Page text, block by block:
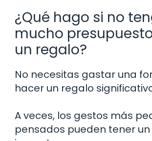
¿Qué hago si no
mucho
un regalo?
No necesitas gastar una
hacer un regalo
A veces, los gestos más
pensados pueden tener